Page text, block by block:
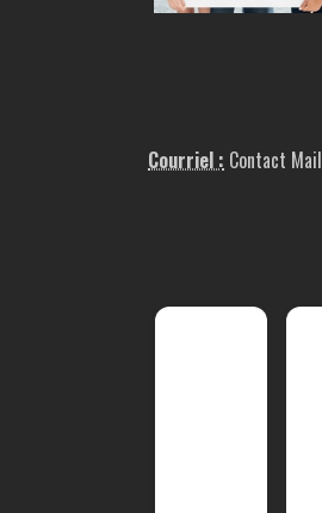
Courriel : Contact Mail